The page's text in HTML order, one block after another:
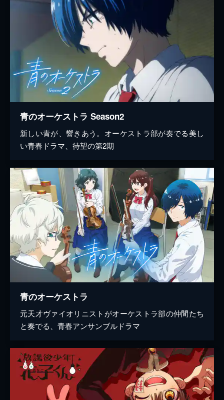
青のオーケストラ Season2
新しい青が、響きあう。オーケストラ部が奏でる美し
い青春ドラマ、待望の第2期
青のオーケストラ
元天才ヴァイオリニストがオーケストラ部の仲間たち
と奏でる、青春アンサンブルドラマ